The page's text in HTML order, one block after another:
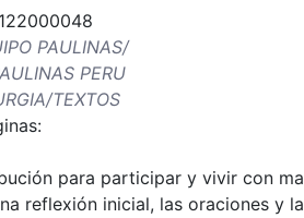
PAULINAS/
PERU
TEXTOS
para participar y vivir con
reflexión inicial, las oraciones y